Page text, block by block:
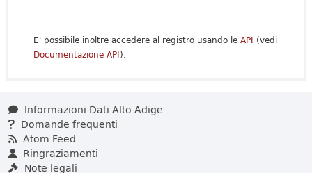
E' possibile inoltre accedere al registro usando le API (vedi
Documentazione API).
Informazioni Dati Alto Adige
Domande frequenti
Atom Feed
Ringraziamenti
Note legali